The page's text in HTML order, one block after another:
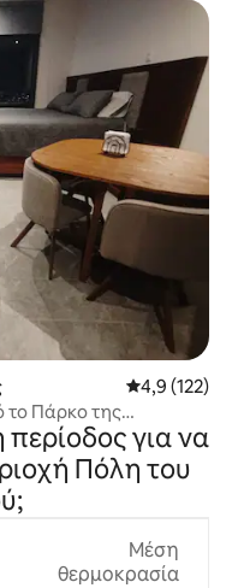
Μέση
4,9 (122)
το Πάρκο της
περίοδος για να
Πόλη του
Μέση
θερμοκρασία